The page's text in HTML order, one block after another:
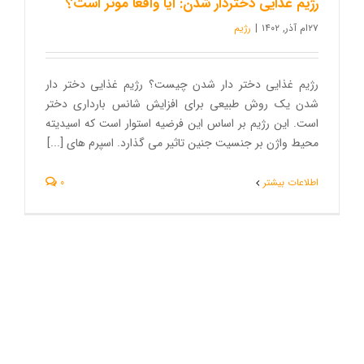
۲۷ام آذر, ۱۴۰۲ | رژیم
رژیم غذایی دختر دار شدن چیست؟ رژیم غذایی دختر دار
شدن یک روش طبیعی برای افزایش شانس بارداری دختر
است. این رژیم بر اساس این فرضیه استوار است که اسیدیته
محیط واژن بر جنسیت جنین تاثیر می گذارد. اسپرم های [...]
اطلاعات بیشتر 0